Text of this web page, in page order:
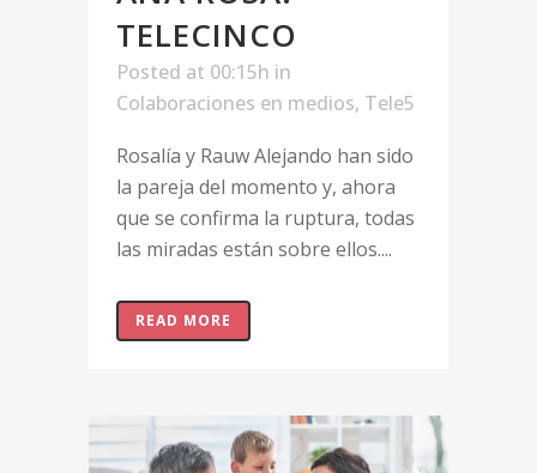
TELECINCO
Posted at 00:15h in
Colaboraciones en medios, Tele5
Rosalía y Rauw Alejando han sido
la pareja del momento y, ahora
que se confirma la ruptura, todas
las miradas están sobre ellos....
READ MORE